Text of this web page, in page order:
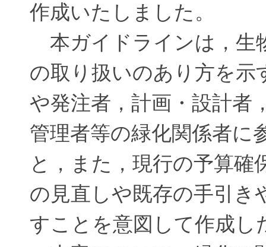
作成いたしました。
本ガイドラインは，生
の取り扱いのあり方を示
や発注者，計画・設計者
管理者等の緑化関係者に
と，また，現行の予算確
の見直しや既存の手引き
すことを意図して作成し